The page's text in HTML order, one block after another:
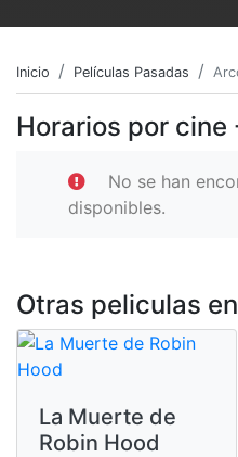
Inicio Películas Pasadas
Horarios por cine
No se han
disponibles.
Otras peliculas
La Muerte de
Robin Hood